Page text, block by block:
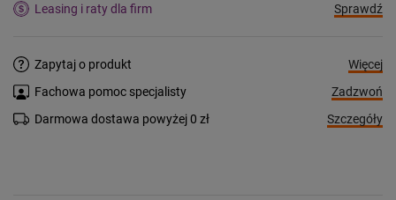
Leasing i raty dla firm
Sprawdź
Zapytaj o produkt
Więcej
Fachowa pomoc specjalisty
Zadzwoń
Darmowa dostawa powyżej 0 zł
Szczegóły